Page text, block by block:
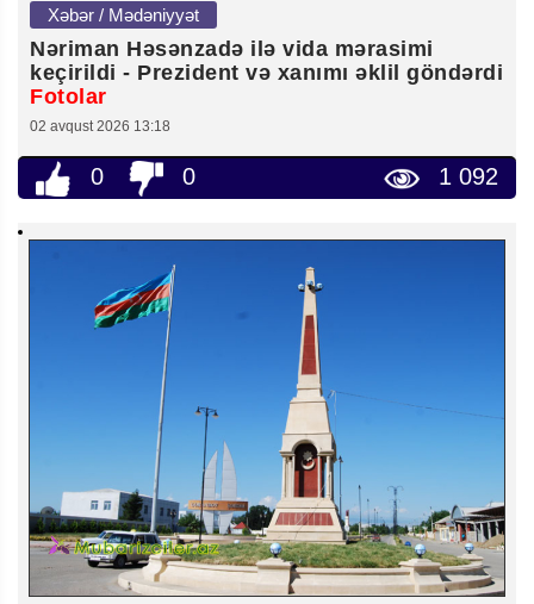
Xəbər / Mədəniyyət
Nəriman Həsənzadə ilə vida mərasimi
keçirildi - Prezident və xanımı əklil göndərdi
Fotolar
02 avqust 2026 13:18
0 0 1 092